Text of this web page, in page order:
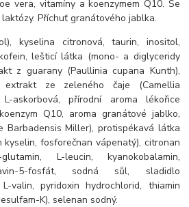
vera, vitamíny a koenzymem Q10. Se
Příchuť granátového jablka.
kyselina citronová, taurin, inositol,
lešticí látka (mono- a diglyceridy
z guarany (Paullinia cupana Kunth),
extrakt ze zeleného čaje (Camellia
askorbová, přírodní aroma lékořice
Q10, aroma granátové jablko,
Miller), protispékavá látka
kyselin, fosforečnan vápenatý), citronan
L-leucin, kyanokobalamin,
5-fosfát, sodná sůl, sladidlo
valin, pyridoxin hydrochlorid, thiamin
K), selenan sodný.